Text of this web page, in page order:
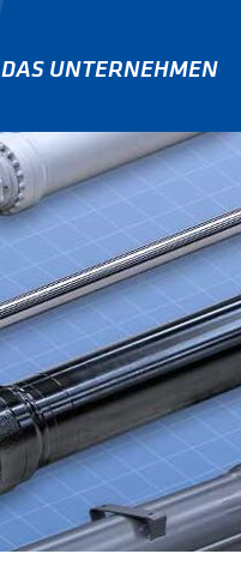
DAS UNTERNEHMEN